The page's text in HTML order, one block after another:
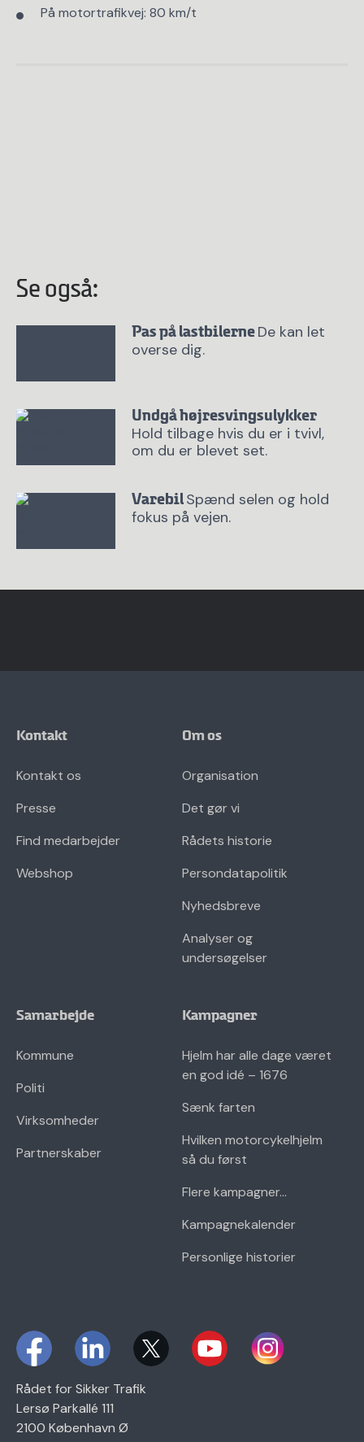
På motortrafikvej: 80 km/t
Se også:
Pas på lastbilerneDe kan let
overse dig.
Undgå højresvingsulykker
Hold tilbage hvis du er i tvivl,
om du er blevet set.
VarebilSpænd selen og hold
fokus på vejen.
Kontakt
Kontakt os
Presse
Find medarbejder
Webshop
Om os
Organisation
Det gør vi
Rådets historie
Persondatapolitik
Nyhedsbreve
Analyser og
undersøgelser
Samarbejde
Kommune
Politi
Virksomheder
Partnerskaber
Kampagner
Hjelm har alle dage været
en god idé – 1676
Sænk farten
Hvilken motorcykelhjelm
så du først
Flere kampagner...
Kampagnekalender
Personlige historier
Rådet for Sikker Trafik
Lersø Parkallé 111
2100 København Ø